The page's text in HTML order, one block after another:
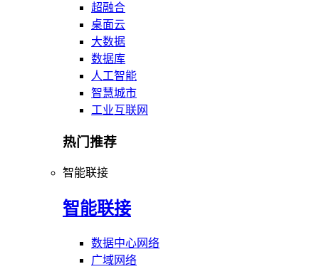
超融合
桌面云
大数据
数据库
人工智能
智慧城市
工业互联网
热门推荐
智能联接
智能联接
数据中心网络
广域网络